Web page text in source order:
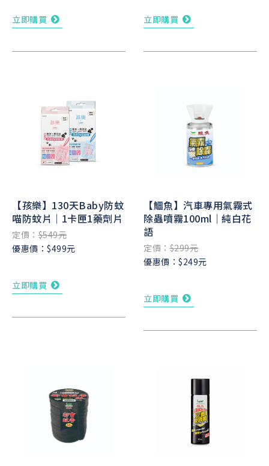
立即購買 立即購買
【孩樂】130天Baby防蚊
喵防蚊片｜1卡匣1藥劑片
定價：$549元
優惠價：$499元
立即購買
【鱷魚】汽車專用氣霧式
除蟲噴霧100ml｜純白花
語
定價：$299元
優惠價：$249元
立即購買